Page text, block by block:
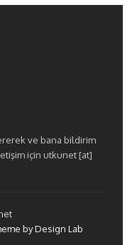
ve bana bildirim
için utkunet [at]
by Design Lab